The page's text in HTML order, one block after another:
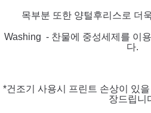
목부분 또한 양털후리스로 더
Washing - 찬물에 중성세제를 이
다.
*건조기 사용시 프린트 손상이 있
장드립니